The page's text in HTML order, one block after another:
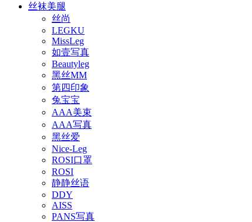
丝袜美腿
丝尚
LEGKU
MissLeg
如壹写真
Beautyleg
黑丝MM
第四印象
兔宝宝
AAA美束
AAA写真
黑丝爱
Nice-Leg
ROSI口罩
ROSI
静静丝语
DDY
AISS
PANS写真